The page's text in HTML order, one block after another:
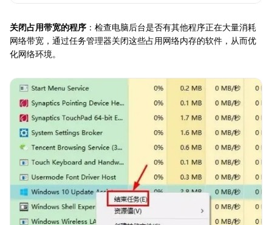
关闭占用带宽的程序 ：检查电脑后台是否有其他程序正在大量消耗
网络带宽，通过任务管理器关闭这些占用网络内存的软件，从而优
化网络环境。